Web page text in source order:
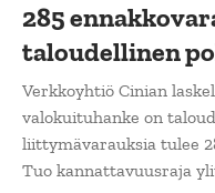
285
taloudellinen
Verkkoyhtiö Cinian
valokuituhanke on
liittymävarauksia tulee
Tuo kannattavuusraja